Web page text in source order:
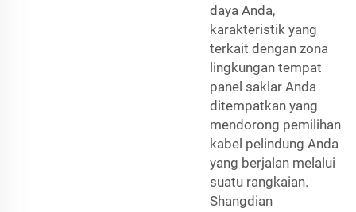
daya Anda,
karakteristik yang
terkait dengan zona
lingkungan tempat
panel saklar Anda
ditempatkan yang
mendorong pemilihan
kabel pelindung Anda
yang berjalan melalui
suatu rangkaian.
Shangdian